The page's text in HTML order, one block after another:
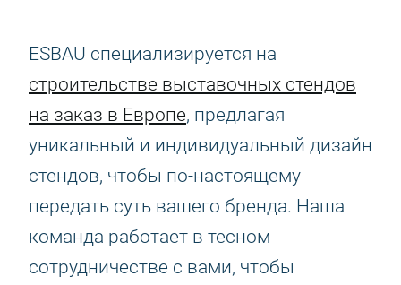
ESBAU специализируется на
строительстве выставочных стендов
на заказ в Европе, предлагая
уникальный и индивидуальный дизайн
стендов, чтобы по-настоящему
передать суть вашего бренда. Наша
команда работает в тесном
сотрудничестве с вами, чтобы